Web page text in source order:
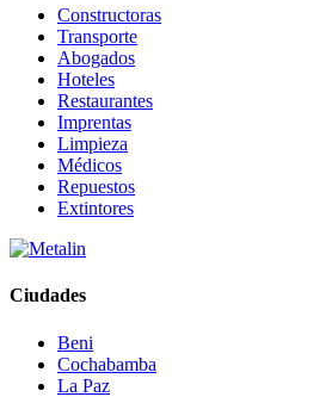
Constructoras
Transporte
Abogados
Hoteles
Restaurantes
Imprentas
Limpieza
Médicos
Repuestos
Extintores
Ciudades
Beni
Cochabamba
La Paz